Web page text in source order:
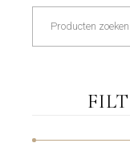
Zoeken